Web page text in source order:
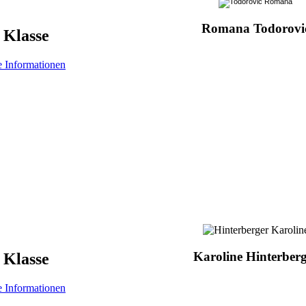
Klasse
Informationen
Romana
Klasse
Informationen
Karoline